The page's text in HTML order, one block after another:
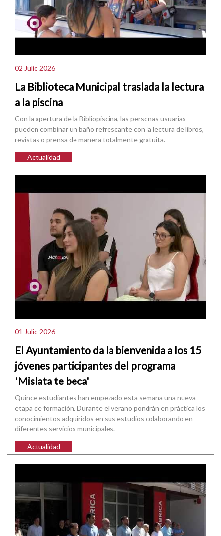
02 Julio 2026
La Biblioteca Municipal traslada la lectura
a la piscina
Con la apertura de la Bibliopiscina, las personas usuarias
pueden combinar un baño refrescante con la lectura de libros,
revistas o prensa de manera totalmente gratuita.
Actualidad
01 Julio 2026
El Ayuntamiento da la bienvenida a los 15
jóvenes participantes del programa
'Mislata te beca'
Quince estudiantes han empezado esta semana una nueva
etapa de formación. Durante el verano pondrán en práctica los
conocimientos adquiridos en sus estudios colaborando en
diferentes servicios municipales.
Actualidad